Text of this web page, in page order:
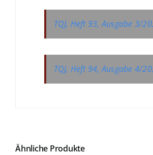
TQJ, Heft 93, Ausgabe 3/
TQJ, Heft 94, Ausgabe 4/
Ähnliche Produkte